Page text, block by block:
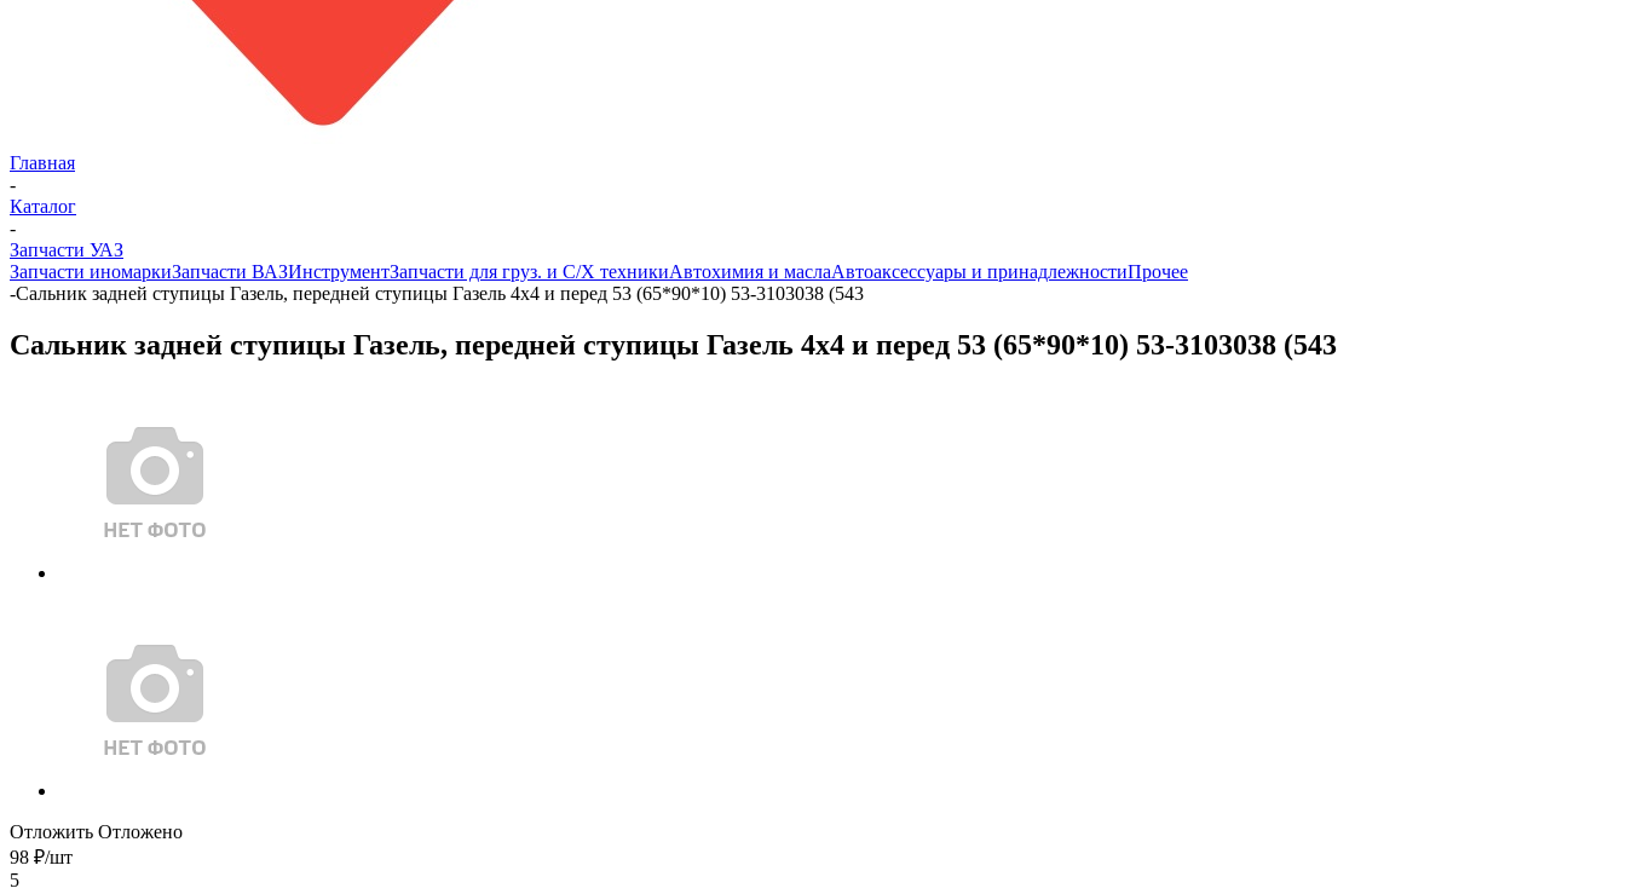
Главная
-
Каталог
-
Запчасти УАЗ
Запчасти иномаркиЗапчасти ВАЗИнструментЗапчасти для груз. и С/Х техникиАвтохимия и маслаАвтоаксессуары и принадлежностиПрочее
-Сальник задней ступицы Газель, передней ступицы Газель 4х4 и перед 53 (65*90*10) 53-3103038 (543
Сальник задней ступицы Газель, передней ступицы Газель 4х4 и перед 53 (65*90*10) 53-3103038 (543
Отложить Отложено
98 ₽/шт
5